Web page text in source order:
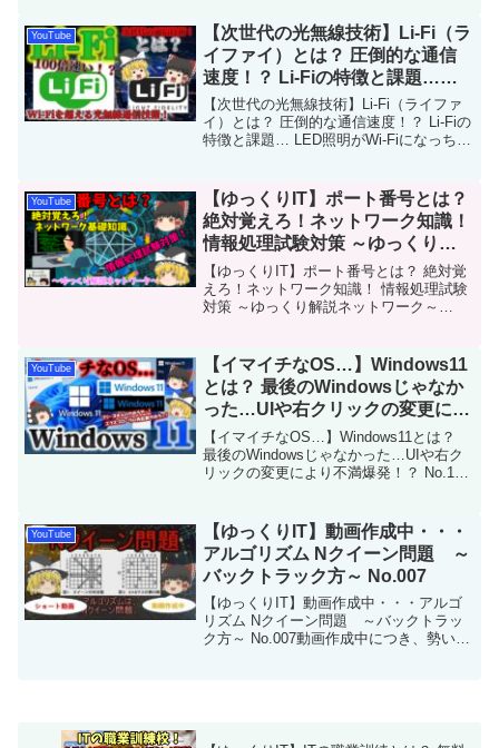
ム。 これについて、解説動画を制作中で
す・・・動画...
YouTube
【次世代の光無線技術】Li-Fi（ラ
イファイ）とは？ 圧倒的な通信
速度！？ Li-Fiの特徴と課題…
LED照明がWi-Fiになっちゃ
う！？ No.141
【次世代の光無線技術】Li-Fi（ライファ
イ）とは？ 圧倒的な通信速度！？ Li-Fiの
特徴と課題… LED照明がWi-Fiになっちゃ
YouTube
【ゆっくりIT】ポート番号とは？
絶対覚えろ！ネットワーク知識！
情報処理試験対策 ～ゆっくり解
説ネットワーク～ No.046
【ゆっくりIT】ポート番号とは？ 絶対覚
えろ！ネットワーク知識！ 情報処理試験
対策 ～ゆっくり解説ネットワーク～
ネットワーク通信が行われる際、裏で適
切な場所へ送...
YouTube
【イマイチなOS…】Windows11
とは？ 最後のWindowsじゃなか
った…UIや右クリックの変更によ
り不満爆発！？ No.182
【イマイチなOS…】Windows11とは？
最後のWindowsじゃなかった…UIや右ク
リックの変更により不満爆発！？ No.182
Windows OS...
YouTube
【ゆっくりIT】動画作成中・・・
アルゴリズム Nクイーン問題 ～
バックトラック方～ No.007
【ゆっくりIT】動画作成中・・・アルゴ
リズム Nクイーン問題 ～バックトラッ
ク方～ No.007動画作成中につき、勢いで